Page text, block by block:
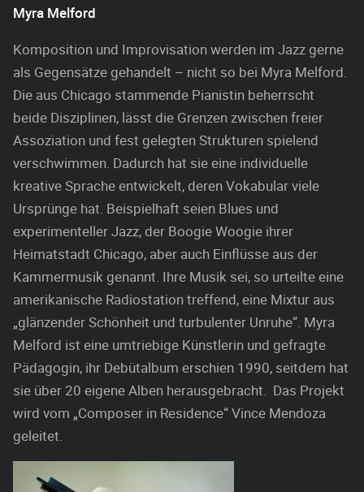
Myra Melford
Komposition und Improvisation werden im Jazz gerne
als Gegensätze gehandelt – nicht so bei Myra Melford.
Die aus Chicago stammende Pianistin beherrscht
beide Disziplinen, lässt die Grenzen zwischen freier
Assoziation und fest gelegten Strukturen spielend
verschwimmen. Dadurch hat sie eine individuelle
kreative Sprache entwickelt, deren Vokabular viele
Ursprünge hat. Beispielhaft seien Blues und
experimenteller Jazz, der Boogie Woogie ihrer
Heimatstadt Chicago, aber auch Einflüsse aus der
Kammermusik genannt. Ihre Musik sei, so urteilte eine
amerikanische Radiostation treffend, eine Mixtur aus
„glänzender Schönheit und turbulenter Unruhe“. Myra
Melford ist eine umtriebige Künstlerin und gefragte
Pädagogin, ihr Debütalbum erschien 1990, seitdem hat
sie über 20 eigene Alben herausgebracht. Das Projekt
wird vom „Composer in Residence“ Vince Mendoza
geleitet.